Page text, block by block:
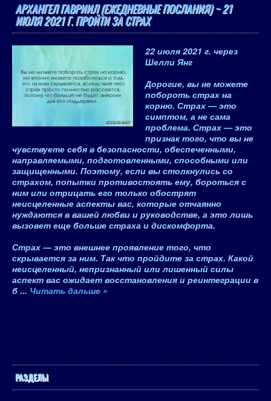
АРХАНГЕЛ ГАВРИИЛ (ЕЖЕДНЕВНЫЕ ПОСЛАНИЯ) ~ 21
ИЮЛЯ 2021 Г. ПРОЙТИ ЗА СТРАХ
22 июля 2021 г. через
Шелли Янг
Дорогие, вы не можете
побороть страх на
корню. Страх — это
симптом, а не сама
проблема. Страх — это
признак того, что вы не
чувствуете себя в безопасности, обеспеченными,
направляемыми, подготовленными, способными или
защищенными. Поэтому, если вы столкнулись со
страхом, попытки противостоять ему, бороться с
ним или отрицать его только обострят
неисцеленные аспекты вас, которые отчаянно
нуждаются в вашей любви и руководстве, а это лишь
вызовет еще больше страха и дискомфорта.
Страх — это внешнее проявление того, что
скрывается за ним. Так что пройдите за страх. Какой
неисцеленный, непризнанный или лишенный силы
аспект вас ожидает восстановления и реинтеграции в
б ... Читать дальше »
РАЗДЕЛЫ